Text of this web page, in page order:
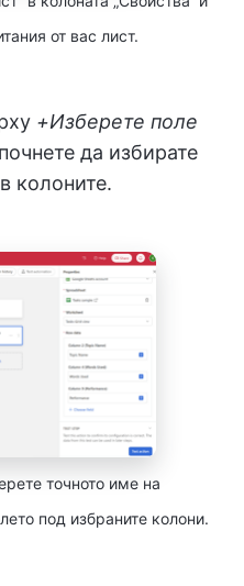
от вас лист.
+Изберете поле
да избирате
колоните.
точното име на
под избраните колони.